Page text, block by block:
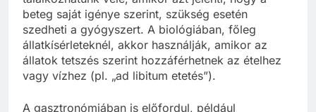
találkozhatunk vele, amikor azt jelenti, hogy a
beteg saját igénye szerint, szükség esetén
szedheti a gyógyszert. A biológiában, főleg
állatkísérleteknél, akkor használják, amikor az
állatok tetszés szerint hozzáférhetnek az ételhez